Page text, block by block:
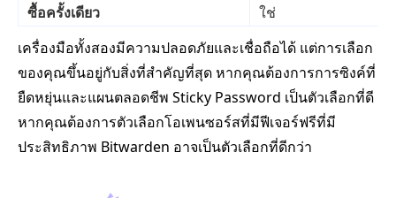
ซื้อครั้งเดียว
ใช่
เครื่องมือทั้งสองมีความปลอดภัยและเชื่อถือได้ แต่การเลือก
ของคุณขึ้นอยู่กับสิ่งที่สำคัญที่สุด หากคุณต้องการการซิงค์ที่
ยืดหยุ่นและแผนตลอดชีพ Sticky Password เป็นตัวเลือกที่ดี
หากคุณต้องการตัวเลือกโอเพนซอร์สที่มีฟีเจอร์ฟรีที่มี
ประสิทธิภาพ Bitwarden อาจเป็นตัวเลือกที่ดีกว่า